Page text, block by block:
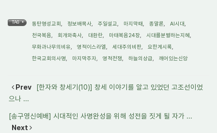
TAG • 동탄명성교회 , 정보배목사, 주일설교, 마지막때, 종말론, AI시대,
천국복음, 회개와축사, 대환란, 마태복음24장, 시대를분별하는지혜 ,
무화과나무의비유, 영적이스라엘, 세대주의비판, 요한계시록,
한국교회의사명, 마지막주자, 영적전쟁, 하늘의상급, 깨어있는신앙
Prev
[한자와 창세기(10)] 창세 이야기를 알고 있었던 고조선이었
으나 ...
[송구영신예배] 시대적인 사명완성을 위해 성전을 짓게 될 자가 ...
Next